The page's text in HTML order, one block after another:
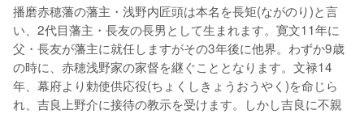
播磨赤穂藩の藩主・浅野内匠頭は本名を長矩(ながのり)と言
い、2代目藩主・長友の長男として生まれます。寛文11年に
父・長友が藩主に就任しますがその3年後に他界。わずか9歳
の時に、赤穂浅野家の家督を継ぐこととなります。文禄14
年、幕府より勅使供応役(ちょくしきょうおうやく)を命じら
れ、吉良上野介に接待の教示を受けます。しかし吉良に不親